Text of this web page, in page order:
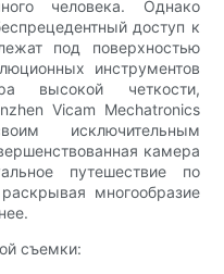
человека. Однако
доступ к
под поверхностью
инструментов
высокой четкости,
Vicam Mechatronics
исключительным
камера
путешествие по
многообразие
съемки: